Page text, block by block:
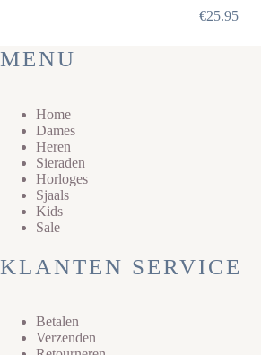
€25.95
MENU
Home
Dames
Heren
Sieraden
Horloges
Sjaals
Kids
Sale
KLANTEN SERVICE
Betalen
Verzenden